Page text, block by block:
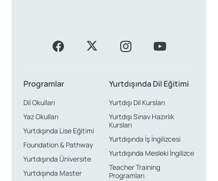
Programlar
Dil Okulları
Yaz Okulları
Yurtdışında Lise Eğitimi
Foundation & Pathway
Yurtdışında Üniversite
Yurtdışında Master
Yurtdışında Dil Eğitimi
Yurtdışı Dil Kursları
Yurtdışı Sınav Hazırlık
Kursları
Yurtdışında İş İngilizcesi
Yurtdışında Mesleki İngilizce
Teacher Training
Programları